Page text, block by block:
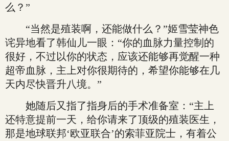
么？”
“当然是殖装啊，还能做什么？”姬雪莹神色
诧异地看了韩仙儿一眼：“你的血脉力量控制的
很好，不过以你的状态，应该还能够再觉醒一种
超帝血脉，主上对你很期待的，希望你能够在几
天内尽快晋升八境。”
她随后又指了指身后的手术准备室：“主上
还特意提前一天，给你请来了顶级的殖装医生，
那是地球联邦‘欧亚联合’的索菲亚院士，有着公